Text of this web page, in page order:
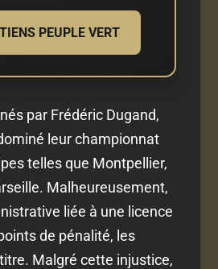
PEUPLE VERT
par Frédéric Dugand,
leur championnat
telles que Montpellier,
Malheureusement,
liée à une licence
de pénalité, les
Malgré cette injustice,